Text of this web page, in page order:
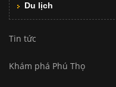
Du lịch
Tin tức
Khám phá Phú Thọ